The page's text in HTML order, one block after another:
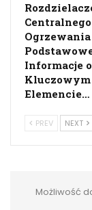
Centralnego
Ogrzewania
Informacje o
Kluczowym
Elemencie…
PREV NEXT
Możliwość